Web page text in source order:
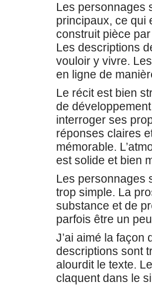
Les personnages
principaux, ce qui
construit pièce
Les descriptions
vouloir y vivre.
en ligne de
Le récit est bien
de
interroger ses
réponses claires
mémorable.
est solide et bien
Les personnages
trop simple. La
substance et de
parfois être un
J’ai aimé la façon
descriptions sont
alourdit le texte.
claquent dans le